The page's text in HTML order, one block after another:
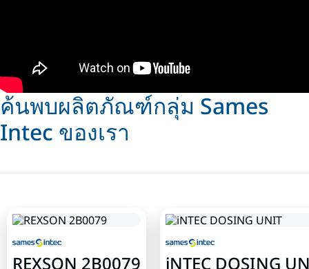
ค้นพบผลิตภัณฑ์กลุ่ม Sames
Intec ของเรา
REXSON 2B0079 iNTEC DOSING